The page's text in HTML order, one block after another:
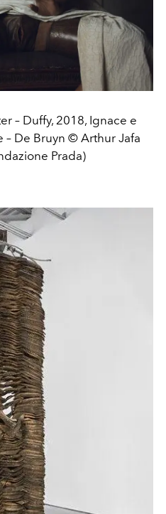
– Duffy, 2018, Ignace e
– De Bruyn © Arthur Jafa
Prada)